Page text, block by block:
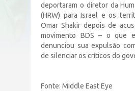
deportaram o diretor da
(HRW) para Israel e os
Omar Shakir depois de
movimento BDS – o que
denunciou sua expulsão
de silenciar os críticos do
Fonte: Middle East Eye